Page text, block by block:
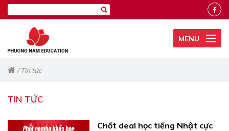
MENU
/Tin tức
TIN TỨC
Chốt deal học tiếng Nhật cực